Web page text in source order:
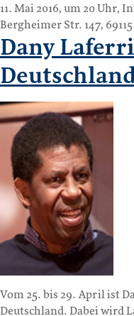
11. Mai 2016, um 20 Uhr,
Bergheimer Str. 147,
Dany
Vom 25. bis 29. April ist
Deutschland. Dabei wird